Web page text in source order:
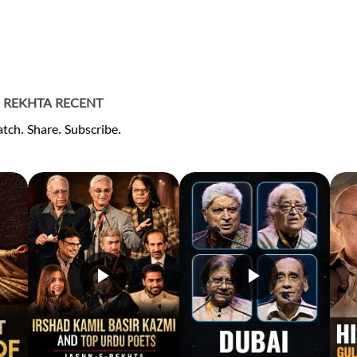
REKHTA RECENT
Share. Subscribe.